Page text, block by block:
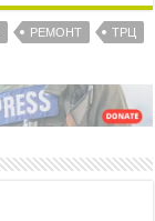
РЕМОНТ ТРЦ